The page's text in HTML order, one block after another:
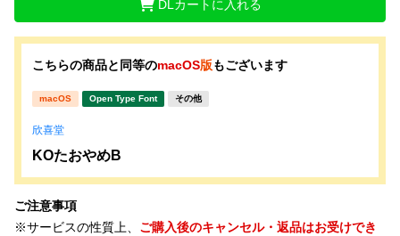
DLカートに入れる
こちらの商品と同等のmacOS版もございます
macOS Open Type Font その他
欣喜堂
KOたおやめB
ご注意事項
※サービスの性質上、 ご購入後のキャンセル・返品はお受けでき